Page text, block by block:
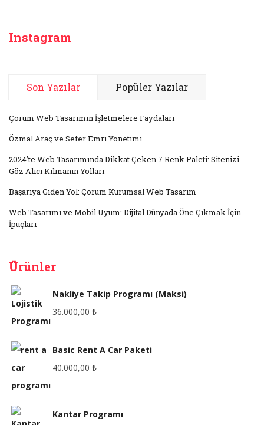
Instagram
Son Yazılar Popüler Yazılar
Çorum Web Tasarımın İşletmelere Faydaları
Özmal Araç ve Sefer Emri Yönetimi
2024’te Web Tasarımında Dikkat Çeken 7 Renk Paleti: Sitenizi
Göz Alıcı Kılmanın Yolları
Başarıya Giden Yol: Çorum Kurumsal Web Tasarım
Web Tasarımı ve Mobil Uyum: Dijital Dünyada Öne Çıkmak İçin
İpuçları
Ürünler
Nakliye Takip Programı (Maksi)
36.000,00 ₺
Basic Rent A Car Paketi
40.000,00 ₺
Kantar Programı